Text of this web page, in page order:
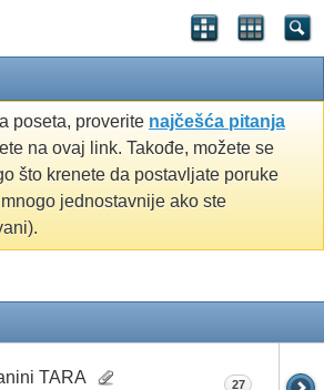
poseta, proverite najčešća pitanja
na ovaj link. Takođe, možete se
što krenete da postavljate poruke
jednostavnije ako ste
TARA 27